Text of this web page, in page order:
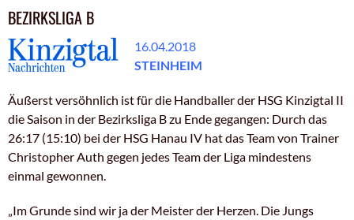
BEZIRKSLIGA B
16.04.2018
STEINHEIM
Äußerst versöhnlich ist für die Handballer der HSG Kinzigtal II
die Saison in der Bezirksliga B zu Ende gegangen: Durch das
26:17 (15:10) bei der HSG Hanau IV hat das Team von Trainer
Christopher Auth gegen jedes Team der Liga mindestens
einmal gewonnen.
„Im Grunde sind wir ja der Meister der Herzen. Die Jungs